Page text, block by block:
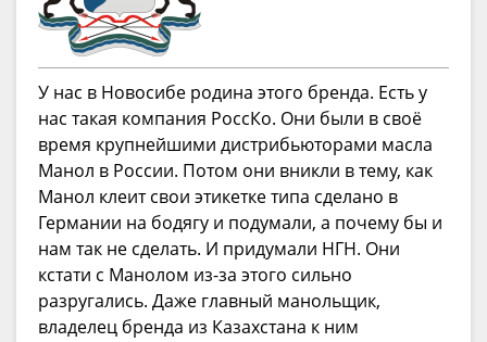
У нас в Новосибе родина этого бренда. Есть у
нас такая компания РоссКо. Они были в своё
время крупнейшими дистрибьюторами масла
Манол в России. Потом они вникли в тему, как
Манол клеит свои этикетке типа сделано в
Германии на бодягу и подумали, а почему бы и
нам так не сделать. И придумали НГН. Они
кстати с Манолом из-за этого сильно
разругались. Даже главный манольщик,
владелец бренда из Казахстана к ним